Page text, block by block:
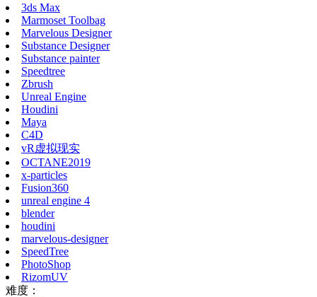
3ds Max
Marmoset Toolbag
Marvelous Designer
Substance Designer
Substance painter
Speedtree
Zbrush
Unreal Engine
Houdini
Maya
C4D
vR虚拟现实
OCTANE2019
x-particles
Fusion360
unreal engine 4
blender
houdini
marvelous-designer
SpeedTree
PhotoShop
RizomUV
难度：